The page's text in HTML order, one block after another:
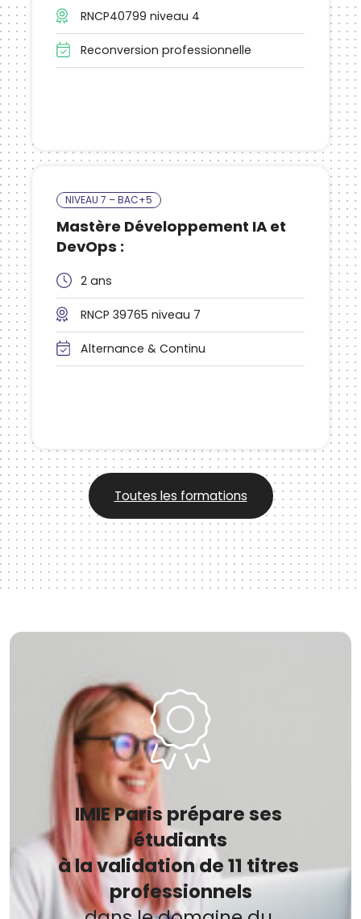
RNCP40799 niveau 4
Reconversion professionnelle
NIVEAU 7 – BAC+5
Mastère Développement IA et
DevOps :
2 ans
RNCP 39765 niveau 7
Alternance & Continu
Toutes les formations
IMIE Paris prépare ses
étudiants
à la validation de 11 titres
professionnels